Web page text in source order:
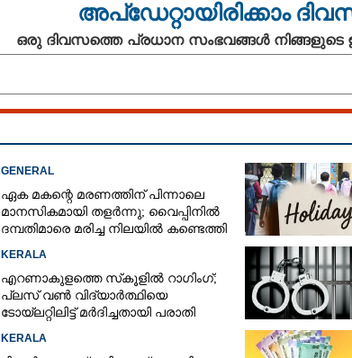
അപ്ഡേറ്റായിരിക്കാം
ഒരു ദിവസത്തെ പ്രധാന സംഭവങ്ങൾ
GENERAL
ഏക മകന്റെ മരണത്തിന് പിന്നാലെ
മാനസികമായി തളർന്നു; വൈപ്പിനിൽ
ദമ്പതിമാരെ മരിച്ച നിലയിൽ കണ്ടെത്തി
KERALA
എറണാകുളത്തെ സ്‌കൂളിൽ റാഗിംഗ്;
പ്ലസ് വൺ വിദ്യാർത്ഥിയെ
ടോയ്‌ലറ്റിലിട്ട് മർദിച്ചതായി പരാതി
KERALA